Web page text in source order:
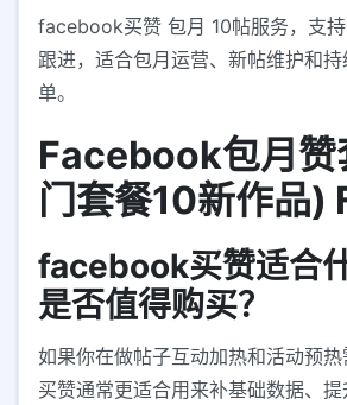
facebook买赞 包月 10帖服务，支
跟进，适合包月运营、新帖维护和
单。
Facebook包月赞
门套餐10新作品)
facebook买赞适合什
是否值得购买？
如果你在做帖子互动加热和活动预
买赞通常更适合用来补基础数据、